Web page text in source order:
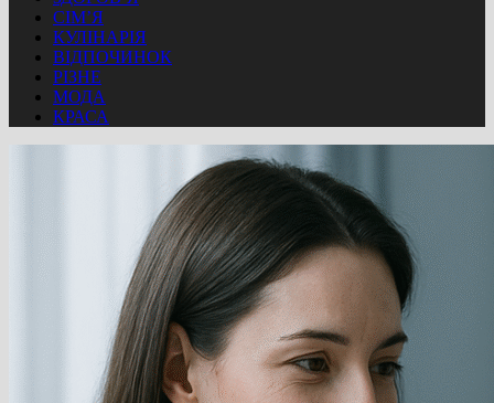
СІМ’Я
КУЛІНАРІЯ
ВІДПОЧИНОК
РІЗНЕ
МОДА
КРАСА